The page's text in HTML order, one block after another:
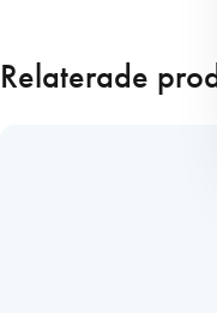
Relaterade